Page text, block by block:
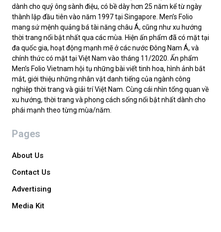
dành cho quý ông sành điệu, có bề dày hơn 25 năm kể từ ngày
thành lập đầu tiên vào năm 1997 tại Singapore. Men’s Folio
mang sứ mệnh quảng bá tài năng châu Á, cũng như xu hướng
thời trang nổi bật nhất qua các mùa. Hiện ấn phẩm đã có mặt tại
đa quốc gia, hoạt động mạnh mẽ ở các nước Đông Nam Á, và
chính thức có mặt tại Việt Nam vào tháng 11/2020. Ấn phẩm
Men’s Folio Vietnam hội tụ những bài viết tinh hoa, hình ảnh bắt
mắt, giới thiệu những nhân vật danh tiếng của ngành công
nghiệp thời trang và giải trí Việt Nam. Cùng cái nhìn tổng quan về
xu hướng, thời trang và phong cách sống nổi bật nhất dành cho
phái mạnh theo từng mùa/năm.
Pages
About Us
Contact Us
Advertising
Media Kit